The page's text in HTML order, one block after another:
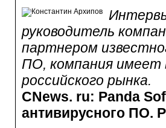
руководитель
партнером
ПО, компания имеет
российского рынка.
CNews. ru: Panda
антивирусного ПО.